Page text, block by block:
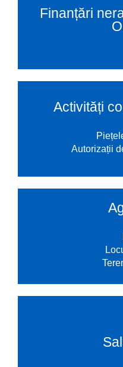
Finanțări
Activități
Autorizații